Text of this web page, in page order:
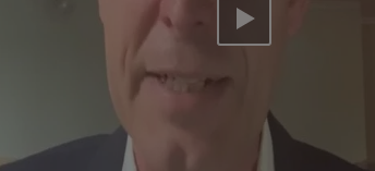
Video abspielen